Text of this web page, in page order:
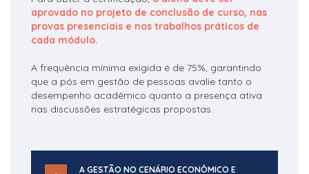
aprovado no projeto de conclusão de curso, nas
provas presenciais e nos trabalhos práticos de
cada módulo.
A frequência mínima exigida é de 75%, garantindo
que a pós em gestão de pessoas avalie tanto o
desempenho acadêmico quanto a presença ativa
nas discussões estratégicas propostas.
A GESTÃO NO CENÁRIO ECONÔMICO E